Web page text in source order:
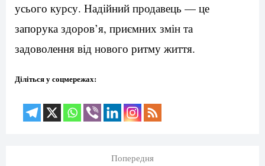
усього курсу. Надійний продавець — це
запорука здоров’я, приємних змін та
задоволення від нового ритму життя.
Діліться у соцмережах:
Попередня